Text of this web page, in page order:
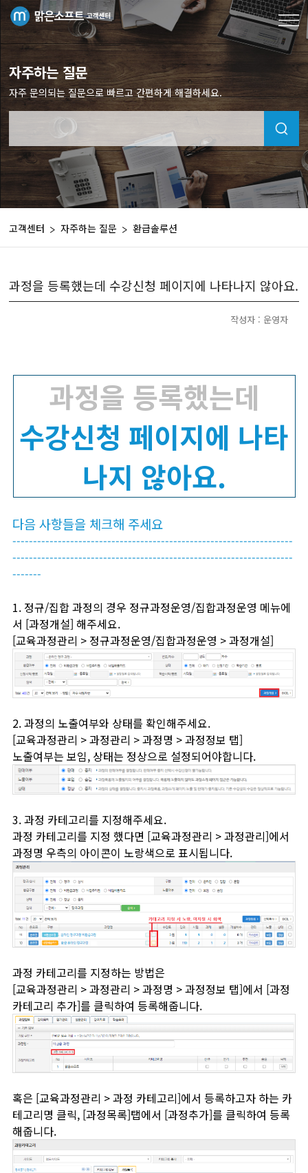
자주하는 질문
자주 문의되는 질문으로 빠르고 간편하게 해결하세요.
고객센터 자주하는 질문 환급솔루션
과정을 등록했는데 수강신청 페이지에 나타나지 않아요.
작성자 : 운영자
과정을 등록했는데
수강신청 페이지에 나타
나지 않아요.
다음 사항들을 체크해 주세요
--------------------------------------------------------------------
--------------------------------------------------------------------
-------
1. 정규/집합 과정의 경우 정규과정운영/집합과정운영 메뉴에
서 [과정개설] 해주세요.
[교육과정관리 > 정규과정운영/집합과정운영 > 과정개설]
2. 과정의 노출여부와 상태를 확인해주세요.
[교육과정관리 > 과정관리 > 과정명 > 과정정보 탭]
노출여부는 보임, 상태는 정상으로 설정되어야합니다.
3. 과정 카테고리를 지정해주세요.
과정 카테고리를 지정 했다면 [교육과정관리 > 과정관리]에서
과정명 우측의 아이콘이 노랑색으로 표시됩니다.
과정 카테고리를 지정하는 방법은
[교육과정관리 > 과정관리 > 과정명 > 과정정보 탭]에서 [과정
카테고리 추가]를 클릭하여 등록해줍니다.
혹은 [교육과정관리 > 과정 카테고리]에서 등록하고자 하는 카
테고리명 클릭, [과정목록]탭에서 [과정추가]를 클릭하여 등록
해줍니다.